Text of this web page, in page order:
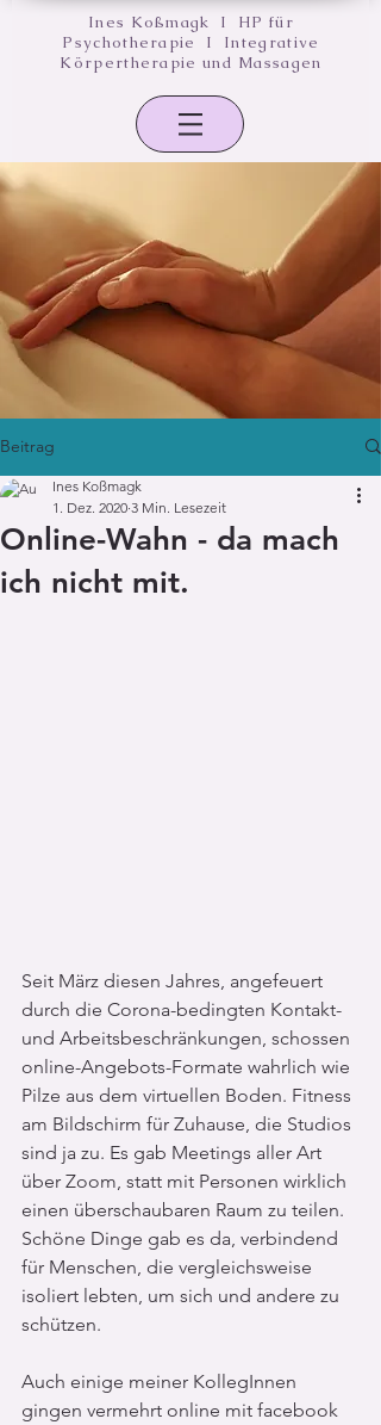
Ines Koßmagk I HP für
Psychotherapie I Integrative
Körpertherapie und Massagen
Beitrag
Online-Wahn - da mach
ich nicht mit.
Ines Koßmagk
1. Dez. 2020 3 Min. Lesezeit
Seit März diesen Jahres, angefeuert
durch die Corona-bedingten Kontakt-
und Arbeitsbeschränkungen, schossen
online-Angebots-Formate wahrlich wie
Pilze aus dem virtuellen Boden. Fitness
am Bildschirm für Zuhause, die Studios
sind ja zu. Es gab Meetings aller Art
über Zoom, statt mit Personen wirklich
einen überschaubaren Raum zu teilen.
Schöne Dinge gab es da, verbindend
für Menschen, die vergleichsweise
isoliert lebten, um sich und andere zu
schützen.
Auch einige meiner KollegInnen
gingen vermehrt online mit facebook